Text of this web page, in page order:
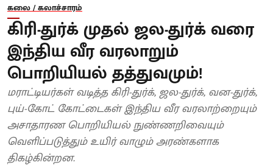
கலை / கலாச்சாரம்
கிரி-துர்க் முதல் ஜல-துர்க் வரை
இந்திய வீர வரலாறும்
பொறியியல் தத்துவமும்!
மராட்டியர்கள் வடித்த கிரி-துர்க், ஜல-துர்க், வன-துர்க்,
புய்-கோட் கோட்டைகள் இந்திய வீர வரலாற்றையும்
அசாதாரண பொறியியல் நுண்ணறிவையும்
வெளிப்படுத்தும் உயிர் வாழும் அரண்களாக
திகழ்கின்றன.